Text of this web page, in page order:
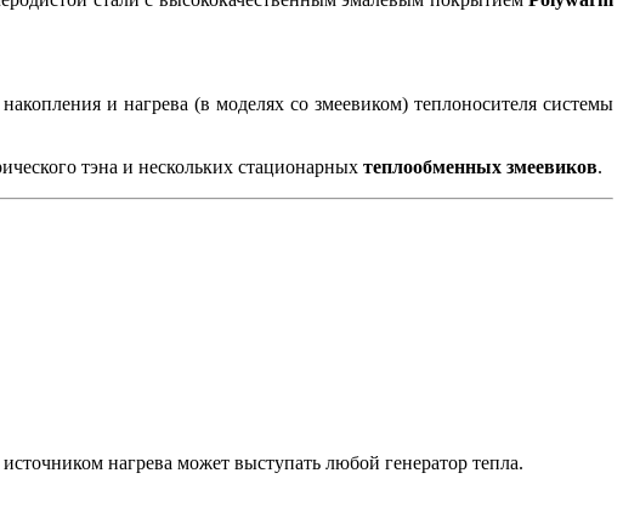
и нагрева (в моделях со змеевиком) теплоносителя системы
тэна и нескольких стационарных теплообменных змеевиков.
нагрева может выступать любой генератор тепла.